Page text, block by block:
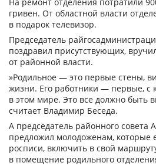
На ремонт отделения потратили
гривен. От областной власти
в подарок телевизор.
Председатель
поздравил присутствующих,
от районной власти.
»Родильное — это первые стены,
жизни. Его работники — первые, с
в этом мире. Это все должно быть
считает Владимир Беседа.
А председатель районного
предложил молодоженам, которые
росписи, включить в свой
в помещение родильного